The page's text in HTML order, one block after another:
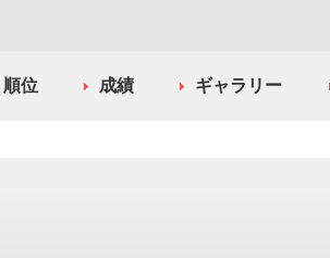
順位 成績 ギャラリー